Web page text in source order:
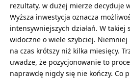
rezultaty, w dużej mierze decyduje
Wyższa inwestycja oznacza
intensywniejszych działań. W takiej
widoczne o wiele szybciej.
na czas krótszy niż kilka miesięcy.
uwadze, że pozycjonowanie to
naprawdę nigdy się nie kończy. Co